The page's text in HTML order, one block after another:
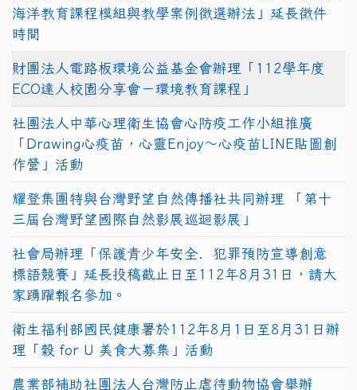
海洋教育課程模組與教學案例徵選辦法」延長徵件
時間
財團法人電路板環境公益基金會辦理「112學年度
ECO達人校園分享會－環境教育課程」
社團法人中華心理衛生協會心防疫工作小組推廣
「Drawing心疫苗，心靈Enjoy〜心疫苗LINE貼圖創
作營」活動
耀登集團特與台灣野望自然傳播社共同辦理 「第十
三屆台灣野望國際自然影展巡迴影展」
社會局辦理「保護青少年安全．犯罪預防宣導創意
標語競賽」延長投稿截止日至112年8月31日，請大
家踴躍報名參加。
衛生福利部國民健康署於112年8月1日至8月31日辦
理「穀 for U 美食大募集」活動
農業部補助社團法人台灣防止虐待動物協會舉辦